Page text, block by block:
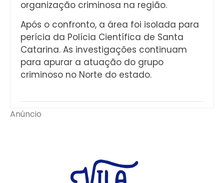
organização criminosa na região.
Após o confronto, a área foi isolada para
perícia da Polícia Científica de Santa
Catarina. As investigações continuam
para apurar a atuação do grupo
criminoso no Norte do estado.
Anúncio